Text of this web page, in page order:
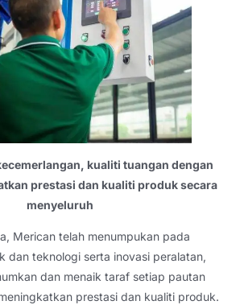
kualiti tuangan dengan
prestasi dan kualiti produk secara
menyeluruh
Merican telah menumpukan pada
dan teknologi serta inovasi peralatan,
dan menaik taraf setiap pautan
prestasi dan kualiti produk.